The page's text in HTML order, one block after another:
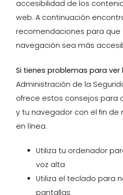
accesibilidad de los
web. A continuación
recomendaciones para que
navegación sea más
Si tienes problemas para
Administración de la
ofrece estos consejos para
y tu navegador con el fin de
en línea.
Utiliza tu ordenador
voz alta
Utiliza el teclado para
pantallas